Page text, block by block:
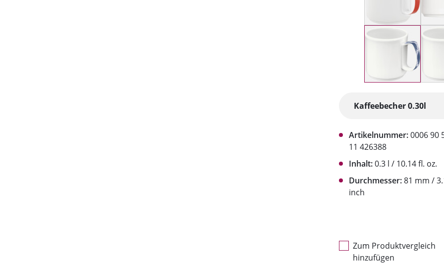
Artikelnummer:0006 90
11 426388
Inhalt:0.3 l / 10.14 fl. oz.
Durchmesser:81 mm /
inch
Zum Produktvergleich
hinzufügen